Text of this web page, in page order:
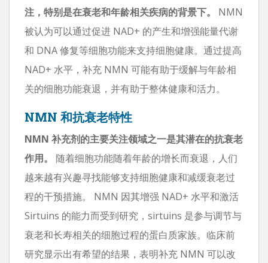
注，特别是在衰老和年龄相关疾病的背景下。
NMN
被认为可以通过促进 NAD+ 的产生和增强能量代谢
和 DNA 修复等细胞功能来支持细胞健康。通过提高
NAD+ 水平，补充 NMN 可能有助于缓解与年龄相
关的细胞功能衰退，并有助于整体健康和活力。
NMN 和抗衰老特性
NMN 补充剂的主要关注领域之一是其潜在的抗衰老
作用。
随着细胞功能随着年龄的增长而衰退，人们
越来越有兴趣寻找能够支持细胞健康和减缓衰老过
程的干预措施。 NMN 因其增强 NAD+ 水平和激活
Sirtuins 的能力而受到研究，sirtuins 是参与调节与
衰老和长寿相关的细胞过程的蛋白质家族。临床前
研究显示出有希望的结果，表明补充 NMN 可以改